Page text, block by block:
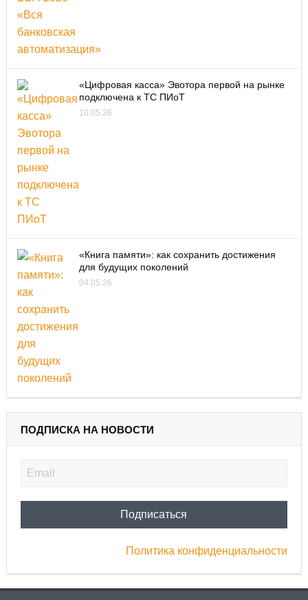
«Цифровая касса» Эвотора первой на рынке
подключена к ТС ПИоТ
10.05.26
«Книга памяти»: как сохранить достижения
для будущих поколений
04.05.26
ПОДПИСКА НА НОВОСТИ
Политика конфиденциальности